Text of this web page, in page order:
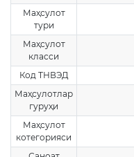
Маҳсулот
тури
Маҳсулот
класси
Код ТНВЭД
Маҳсулотлар
гуруҳи
Маҳсулот
котегорияси